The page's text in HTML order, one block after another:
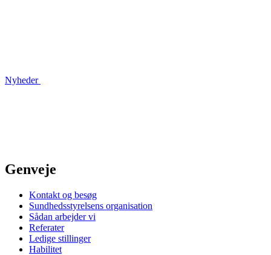
Nyheder
Genveje
Kontakt og besøg
Sundhedsstyrelsens organisation
Sådan arbejder vi
Referater
Ledige stillinger
Habilitet